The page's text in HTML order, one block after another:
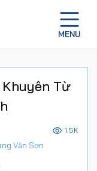
Từ
1.5K
Văn Sơn